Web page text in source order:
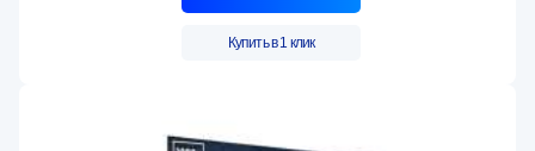
Купить в 1 клик